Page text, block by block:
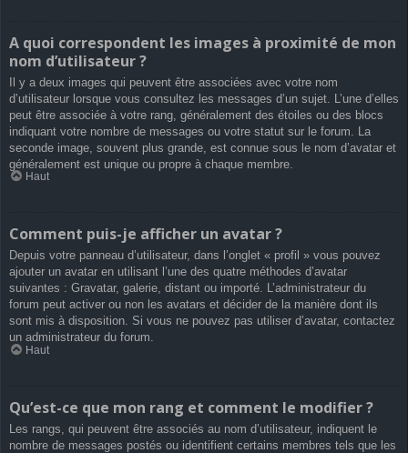
A quoi correspondent les images à proximité de mon
nom d’utilisateur ?
Il y a deux images qui peuvent être associées avec votre nom
d’utilisateur lorsque vous consultez les messages d’un sujet. L’une d’elles
peut être associée à votre rang, généralement des étoiles ou des blocs
indiquant votre nombre de messages ou votre statut sur le forum. La
seconde image, souvent plus grande, est connue sous le nom d’avatar et
généralement est unique ou propre à chaque membre.
Haut
Comment puis-je afficher un avatar ?
Depuis votre panneau d’utilisateur, dans l’onglet « profil » vous pouvez
ajouter un avatar en utilisant l’une des quatre méthodes d’avatar
suivantes : Gravatar, galerie, distant ou importé. L’administrateur du
forum peut activer ou non les avatars et décider de la manière dont ils
sont mis à disposition. Si vous ne pouvez pas utiliser d’avatar, contactez
un administrateur du forum.
Haut
Qu’est-ce que mon rang et comment le modifier ?
Les rangs, qui peuvent être associés au nom d’utilisateur, indiquent le
nombre de messages postés ou identifient certains membres tels que les